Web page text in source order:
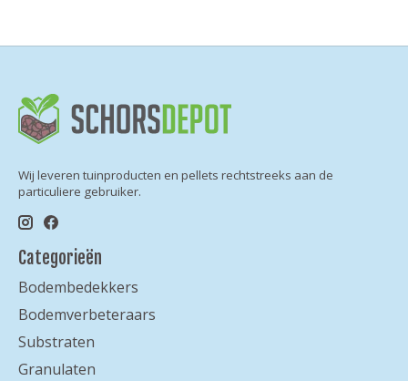
Wij leveren tuinproducten en pellets rechtstreeks aan de
particuliere gebruiker.
Categorieën
Bodembedekkers
Bodemverbeteraars
Substraten
Granulaten